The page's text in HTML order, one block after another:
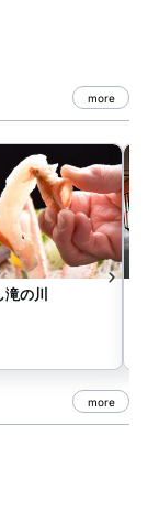
more
の川
more